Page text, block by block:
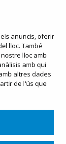
anuncis, oferir
lloc. També
lloc amb
amb qui
altres dades
de l'ús que
ticket